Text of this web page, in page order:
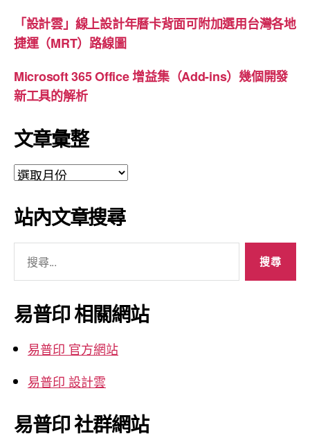
「設計雲」線上設計年曆卡背面可附加選用台灣各地
捷運（MRT）路線圖
Microsoft 365 Office 增益集（Add-ins）幾個開發
新工具的解析
文章彙整
文
彙
整
站內文章搜尋
關
鍵
字:
易普印 相關網站
易普印 官方網站
易普印 設計雲
易普印 社群網站